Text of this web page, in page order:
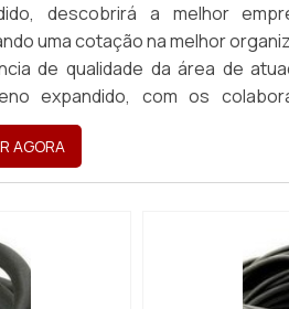
descobrirá a melhor
uma cotação na melhor
de qualidade da área de
expandido, com os
excelente custo-benefício
AGORA